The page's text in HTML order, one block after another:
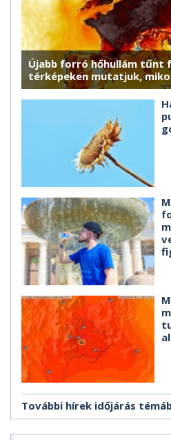
Újabb forró hőhullám tűnt
térképeken mutatjuk,
További hírek időjárás